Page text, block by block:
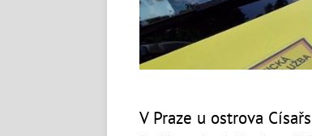
V Praze u ostrova